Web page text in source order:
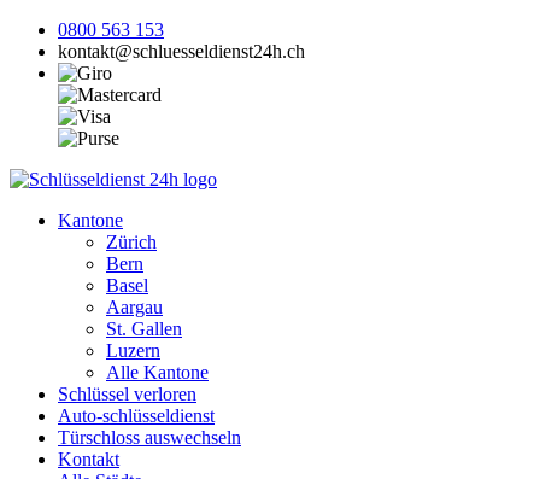
0800 563 153
kontakt@schluesseldienst24h.ch
Kantone
Zürich
Bern
Basel
Aargau
St. Gallen
Luzern
Alle Kantone
Schlüssel verloren
Auto-schlüsseldienst
Türschloss auswechseln
Kontakt